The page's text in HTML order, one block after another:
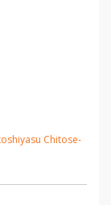
Chitose-